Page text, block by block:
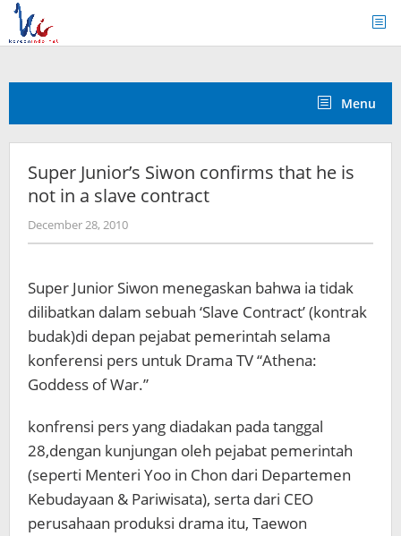
Skip
content
Menu
Super Junior’s Siwon confirms that he is
not in a slave contract
December 28, 2010by
Koreanindo
Super Junior Siwon menegaskan bahwa ia tidak
dilibatkan dalam sebuah ‘Slave Contract’ (kontrak
budak)di depan pejabat pemerintah selama
konferensi pers untuk Drama TV “Athena:
Goddess of War.”
konfrensi pers yang diadakan pada tanggal
28,dengan kunjungan oleh pejabat pemerintah
(seperti Menteri Yoo in Chon dari Departemen
Kebudayaan & Pariwisata), serta dari CEO
perusahaan produksi drama itu, Taewon